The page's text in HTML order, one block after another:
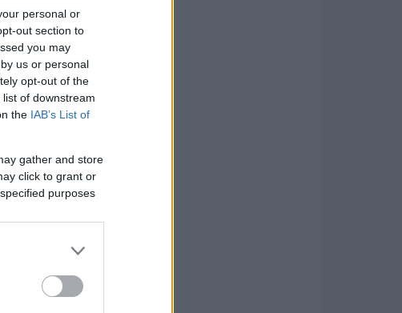
personal or
out section to
you may
us or personal
opt-out of the
of downstream
the IAB’s List of
gather and store
click to grant or
purposes